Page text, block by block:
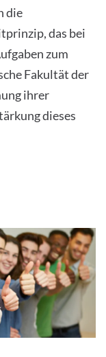
die
das bei
zum
Fakultät der
ihrer
dieses